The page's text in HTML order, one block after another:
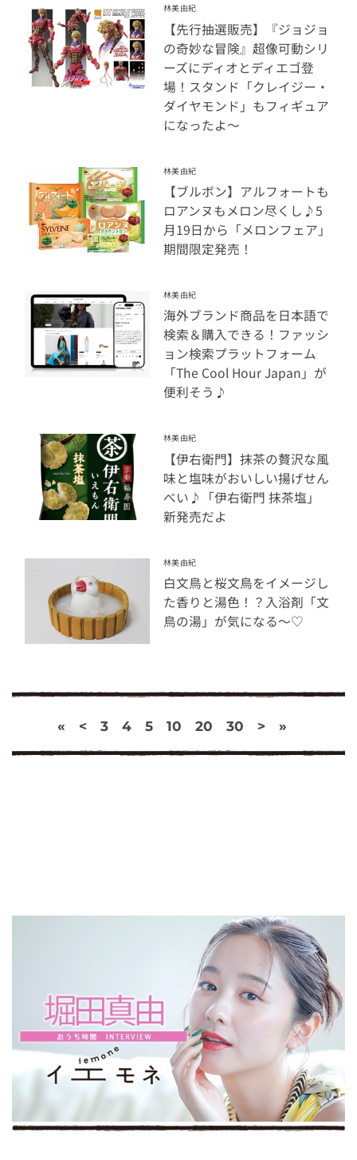
林美由紀
【先行抽選販売】『ジョジョ
の奇妙な冒険』超像可動シリ
ーズにディオとディエゴ登
場！スタンド「クレイジー・
ダイヤモンド」もフィギュア
になったよ～
林美由紀
【ブルボン】アルフォートも
ロアンヌもメロン尽くし♪5
月19日から「メロンフェア」
期間限定発売！
林美由紀
海外ブランド商品を日本語で
検索＆購入できる！ファッシ
ョン検索プラットフォーム
「The Cool Hour Japan」が
便利そう♪
林美由紀
【伊右衛門】抹茶の贅沢な風
味と塩味がおいしい揚げせん
べい♪「伊右衛門 抹茶塩」
新発売だよ
林美由紀
白文鳥と桜文鳥をイメージし
た香りと湯色！？入浴剤「文
鳥の湯」が気になる～♡
« < 3 4 5 10 20 30 > »